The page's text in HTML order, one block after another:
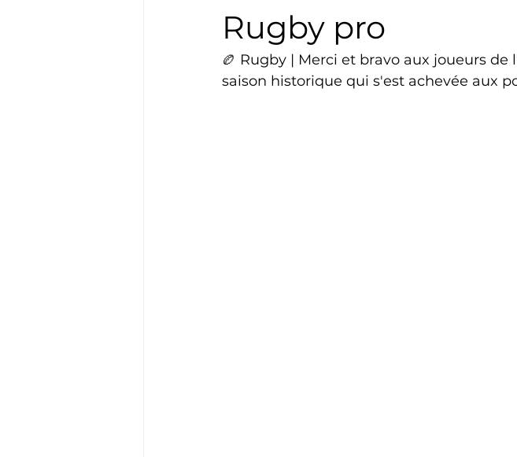
Natation
Cyclotourisme Surf Basket
Rugby pro
🏉 Rugby | Merci et bravo aux joueurs
saison historique qui s'est achevée aux